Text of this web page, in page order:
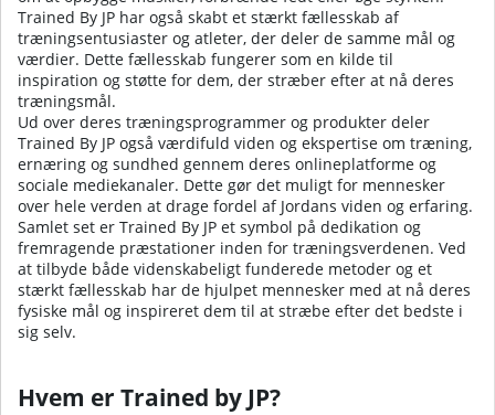
Trained By JP har også skabt et stærkt fællesskab af
træningsentusiaster og atleter, der deler de samme mål og
værdier. Dette fællesskab fungerer som en kilde til
inspiration og støtte for dem, der stræber efter at nå deres
træningsmål.
Ud over deres træningsprogrammer og produkter deler
Trained By JP også værdifuld viden og ekspertise om træning,
ernæring og sundhed gennem deres onlineplatforme og
sociale mediekanaler. Dette gør det muligt for mennesker
over hele verden at drage fordel af Jordans viden og erfaring.
Samlet set er Trained By JP et symbol på dedikation og
fremragende præstationer inden for træningsverdenen. Ved
at tilbyde både videnskabeligt funderede metoder og et
stærkt fællesskab har de hjulpet mennesker med at nå deres
fysiske mål og inspireret dem til at stræbe efter det bedste i
sig selv.
Hvem er Trained by JP?